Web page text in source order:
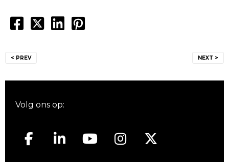
navigatie
< PREV NEXT >
Volg ons op: